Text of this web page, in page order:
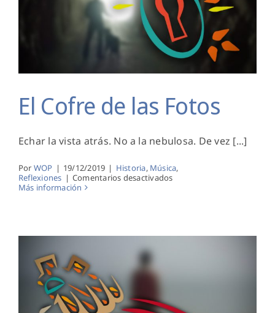
El Cofre de las Fotos
El Cofre de las Fotos
Echar la vista atrás. No a la nebulosa. De vez [...]
Por WOP | 19/12/2019 | Historia, Música,
Reflexiones | Comentarios desactivadosen
Más información